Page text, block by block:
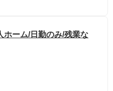
ホーム/日勤のみ/残業な